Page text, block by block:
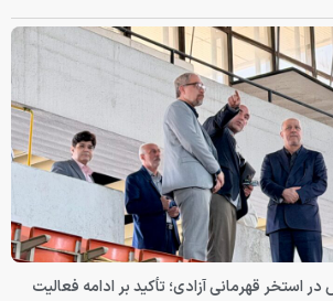
استخر قهرمانی آزادی؛ تأکید بر ادامه فعالیت